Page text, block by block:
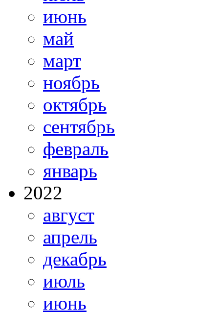
июнь
май
март
ноябрь
октябрь
сентябрь
февраль
январь
2022
август
апрель
декабрь
июль
июнь